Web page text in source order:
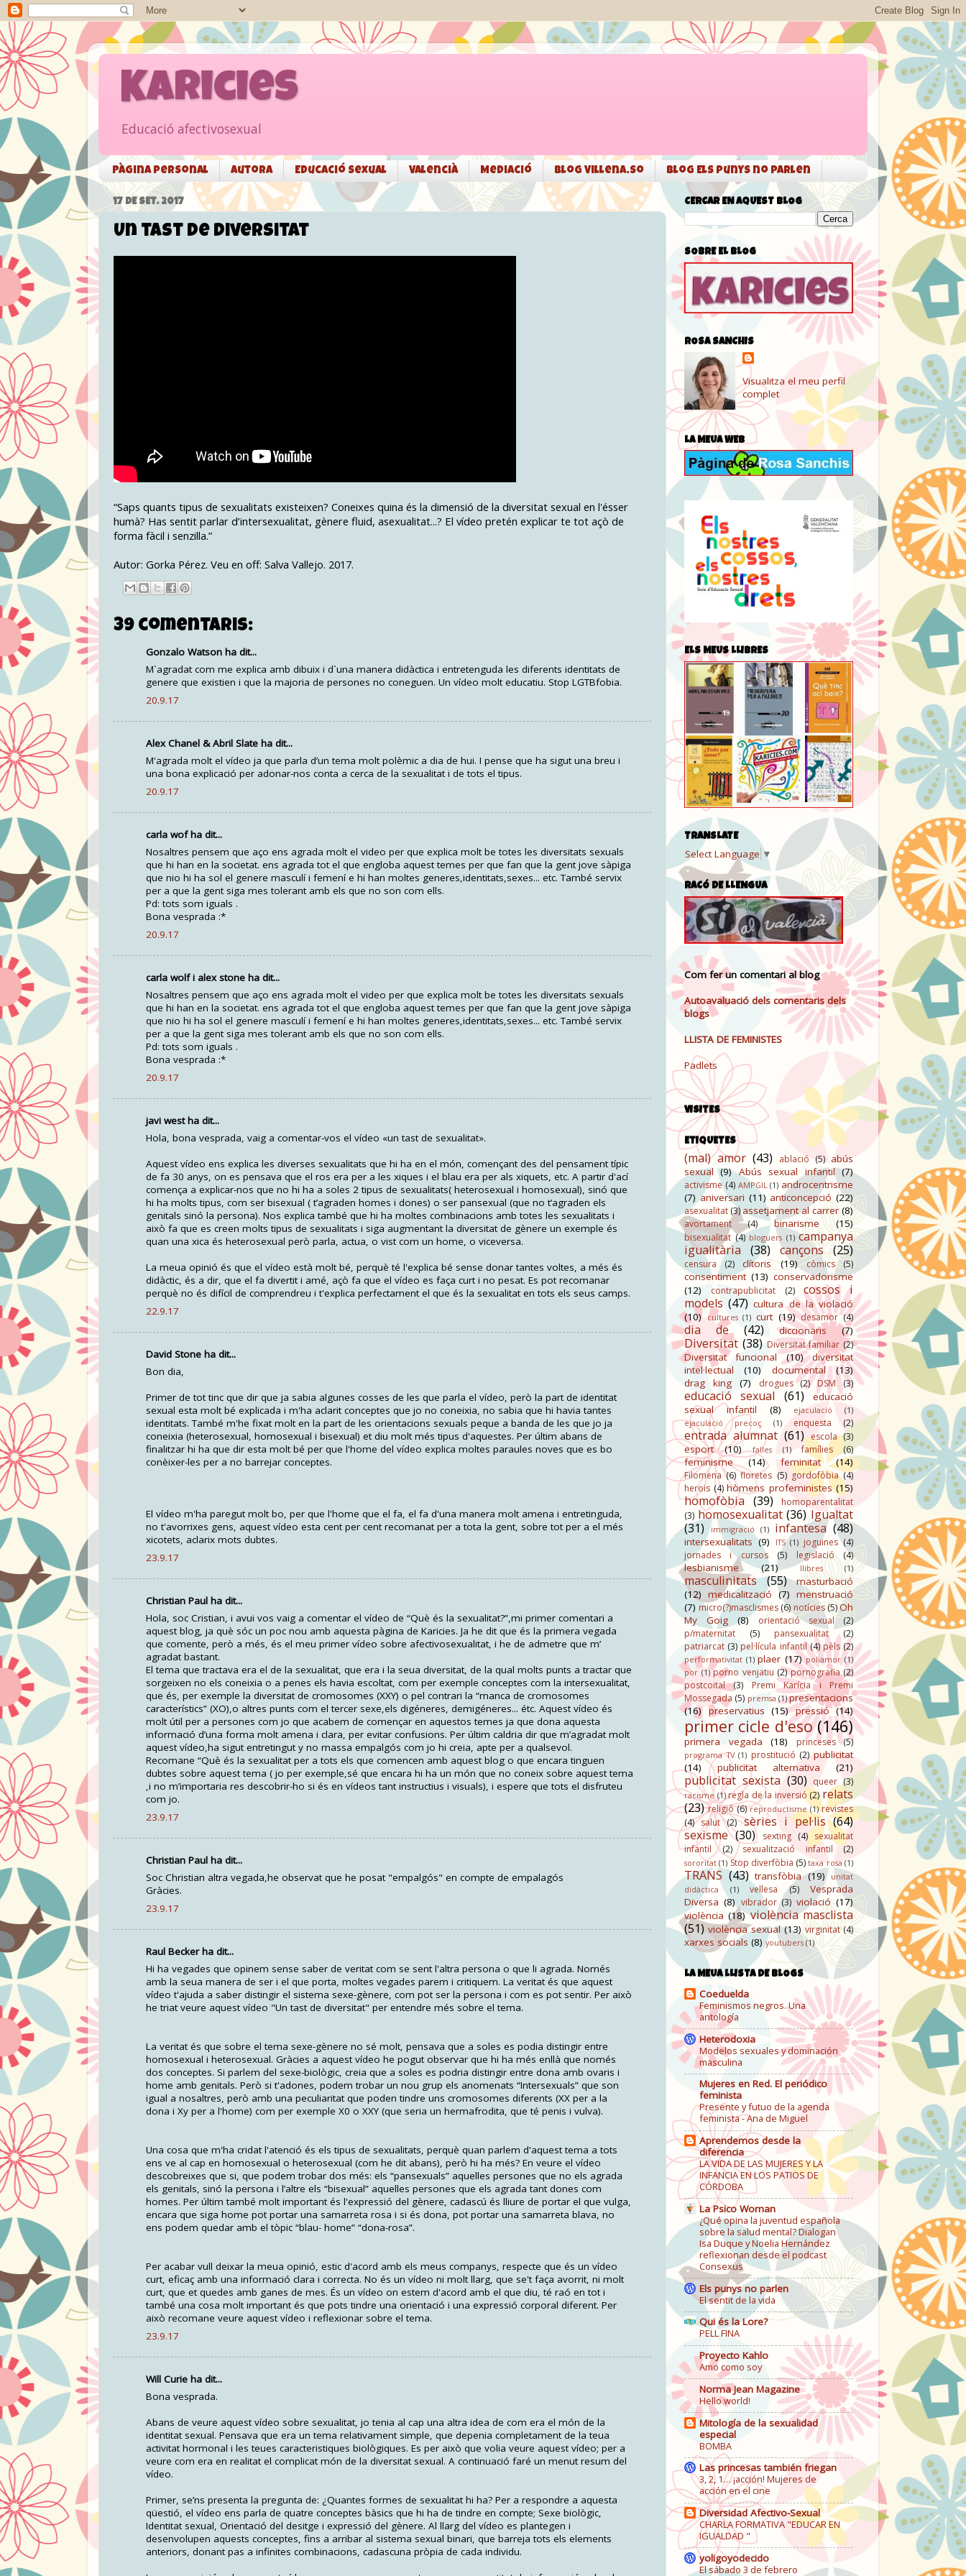
Karicies
Educació afectivosexual
Pàgina personal Autora Educació sexual Valencià Mediació Blog Villena.so Blog Els punys no parlen
17 DE SET. 2017
Un tast de diversitat
“Saps quants tipus de sexualitats existeixen? Coneixes quina és la dimensió de la diversitat sexual en l'ésser
humà? Has sentit parlar d’intersexualitat, gènere fluid, asexualitat...? El vídeo pretén explicar te tot açò de
forma fàcil i senzilla.”
Autor: Gorka Pérez. Veu en off: Salva Vallejo. 2017.
39 comentaris:
Gonzalo Watson ha dit...
M`agradat com me explica amb dibuix i d`una manera didàctica i entretenguda les diferents identitats de
genere que existien i que la majoria de persones no coneguen. Un vídeo molt educatiu. Stop LGTBfobia.
20.9.17
Alex Chanel & Abril Slate ha dit...
M'agrada molt el vídeo ja que parla d’un tema molt polèmic a dia de hui. I pense que ha sigut una breu i
una bona explicació per adonar-nos conta a cerca de la sexualitat i de tots el tipus.
20.9.17
carla wof ha dit...
Nosaltres pensem que aço ens agrada molt el video per que explica molt be totes les diversitats sexuals
que hi han en la societat. ens agrada tot el que engloba aquest temes per que fan que la gent jove sàpiga
que nio hi ha sol el genere masculí i femení e hi han moltes generes,identitats,sexes... etc. També servix
per a que la gent siga mes tolerant amb els que no son com ells.
Pd: tots som iguals .
Bona vesprada :*
20.9.17
carla wolf i alex stone ha dit...
Nosaltres pensem que aço ens agrada molt el video per que explica molt be totes les diversitats sexuals
que hi han en la societat. ens agrada tot el que engloba aquest temes per que fan que la gent jove sàpiga
que nio hi ha sol el genere masculí i femení e hi han moltes generes,identitats,sexes... etc. També servix
per a que la gent siga mes tolerant amb els que no son com ells.
Pd: tots som iguals .
Bona vesprada :*
20.9.17
javi west ha dit...
Hola, bona vesprada, vaig a comentar-vos el vídeo «un tast de sexualitat».
Aquest vídeo ens explica les diverses sexualitats que hi ha en el món, començant des del pensament típic
de fa 30 anys, on es pensava que el ros era per a les xiques i el blau era per als xiquets, etc. A partir d'ací
comença a explicar-nos que no hi ha a soles 2 tipus de sexualitats( heterosexual i homosexual), sinó que
hi ha molts tipus, com ser bisexual ( t’agraden homes i dones) o ser pansexual (que no t’agraden els
genitals sinó la persona). Nos explica també que hi ha moltes combinacions amb totes les sexualitats i
això fa que es creen molts tipus de sexualitats i siga augmentant la diversitat de gènere un exemple és
quan una xica és heterosexual però parla, actua, o vist com un home, o viceversa.
La meua opinió és que el vídeo està molt bé, perquè té l'explica bé sense donar tantes voltes, a més és
didàctic, és a dir, que el fa divertit i amé, açò fa que el vídeo es faça curt i no pesat. Es pot recomanar
perquè no és difícil de comprendreu i t'explica perfectament el que és la sexualitat en tots els seus camps.
22.9.17
David Stone ha dit...
Bon dia,
Primer de tot tinc que dir que ja sabia algunes cosses de les que parla el vídeo, però la part de identitat
sexual esta molt bé explicada i m'ha aclarit conceptes que jo no coneixia, no sabia que hi havia tantes
identitats. També m'he fixat molt en la part de les orientacions sexuals peque a banda de les que jo ja
coneixia (heterosexual, homosexual i bisexual) et diu molt més tipus d'aquestes. Per últim abans de
finalitzar hi ha que dir esta molt bé per que l'home del vídeo explica moltes paraules noves que es bo
conèixer-les per a no barrejar conceptes.
El vídeo m'ha paregut molt bo, per que l'home que el fa, el fa d'una manera molt amena i entretinguda,
no t'avorrixes gens, aquest vídeo esta cent per cent recomanat per a tota la gent, sobre tot per a el més
xicotets, aclarix mots dubtes.
23.9.17
Christian Paul ha dit...
Hola, soc Cristian, i avui vos vaig a comentar el vídeo de “Què és la sexualitat?”,mi primer comentari a
aquest blog, ja què sóc un poc nou amb aquesta pàgina de Karicies. Ja he dit que és la primera vegada
que comente, però a més, és el meu primer vídeo sobre afectivosexualitat, i he de admetre que m’
agradat bastant.
El tema que tractava era el de la sexualitat, que era i la seua diversitat, de la qual molts punts a tractar que
sorgeixen no els coneixia o a penes els havia escoltat, com per exemple conceptes com la intersexualitat,
que és, per exemple la diversitat de cromosomes (XXY) o pel contrari la “manca de cromosomes
característics” (XO),o altres punts com el tercer sexe,els digéneres, demigéneres... étc. Aquest vídeo és
molt útil per a persones com jo que acabem de començar en aquestos temes ja que dona aquesta
informació d’una forma molt amena i clara, per evitar confusions. Per últim caldria dir que m’agradat molt
aquest vídeo,ha sigut entretingut y no massa empalgós com jo hi creia, apte per a qualsevol.
Recomane “Què és la sexualitat per a tots els que comencen amb aquest blog o que encara tinguen
dubtes sobre aquest tema ( jo per exemple,sé que encara hi ha un món que no coneix sobre aquest tema
,i no m’importaria res descobrir-ho si és en vídeos tant instructius i visuals), i espere que tots el disfruteu
com jo.
23.9.17
Christian Paul ha dit...
Soc Christian altra vegada,he observat que he posat "empalgós" en compte de empalagós
Gràcies.
23.9.17
Raul Becker ha dit...
Hi ha vegades que opinem sense saber de veritat com se sent l'altra persona o que li agrada. Només
amb la seua manera de ser i el que porta, moltes vegades parem i critiquem. La veritat és que aquest
vídeo t'ajuda a saber distingir el sistema sexe-gènere, com pot ser la persona i com es pot sentir. Per això
he triat veure aquest vídeo "Un tast de diversitat" per entendre més sobre el tema.
La veritat és que sobre el tema sexe-gènere no sé molt, pensava que a soles es podia distingir entre
homosexual i heterosexual. Gràcies a aquest vídeo he pogut observar que hi ha més enllà que només
dos conceptes. Si parlem del sexe-biològic, creia que a soles es podria distingir entre dona amb ovaris i
home amb genitals. Però si t'adones, podem trobar un nou grup els anomenats “Intersexuals” que son
igual a nosaltres, però amb una peculiaritat que poden tindre uns cromosomes diferents (XX per a la
dona i Xy per a l'home) com per exemple X0 o XXY (que seria un hermafrodita, que té penis i vulva).
Una cosa que m'ha cridat l'atenció és els tipus de sexualitats, perquè quan parlem d'aquest tema a tots
ens ve al cap en homosexual o heterosexual (com he dit abans), però hi ha més? En veure el vídeo
descobreixes que si, que podem trobar dos més: els “pansexuals” aquelles persones que no els agrada
els genitals, sinó la persona i l’altre els “bisexual” aquelles persones que els agrada tant dones com
homes. Per últim també molt important és l'expressió del gènere, cadascú és lliure de portar el que vulga,
encara que siga home pot portar una samarreta rosa i si és dona, pot portar una samarreta blava, no
ens podem quedar amb el tòpic “blau- home” “dona-rosa”.
Per acabar vull deixar la meua opinió, estic d'acord amb els meus companys, respecte que és un vídeo
curt, eficaç amb una informació clara i correcta. No és un vídeo ni molt llarg, que se't faça avorrit, ni molt
curt, que et quedes amb ganes de mes. És un vídeo on estem d'acord amb el que diu, té raó en tot i
també una cosa molt important és que pots tindre una orientació i una expressió corporal diferent. Per
això recomane veure aquest vídeo i reflexionar sobre el tema.
23.9.17
Will Curie ha dit...
Bona vesprada.
Abans de veure aquest vídeo sobre sexualitat, jo tenia al cap una altra idea de com era el món de la
identitat sexual. Pensava que era un tema relativament simple, que depenia completament de la teua
activitat hormonal i les teues caracteristiques biològiques. Es per això que volia veure aquest vídeo; per a
veure com era en realitat el complicat món de la diversitat sexual. A continuació faré un menut resum del
vídeo.
Primer, se’ns presenta la pregunta de: ¿Quantes formes de sexualitat hi ha? Per a respondre a aquesta
qüestió, el vídeo ens parla de quatre conceptes bàsics que hi ha de tindre en compte; Sexe biològic,
Identitat sexual, Orientació del desitge i expressió del gènere. Al llarg del vídeo es plantegen i
desenvolupen aquests conceptes, fins a arribar al sistema sexual binari, que barreja tots els elements
anteriors, donant pas a infinites combinacions, cadascuna pròpia de cada individu.
CERCAR EN AQUEST BLOG
SOBRE EL BLOG
ROSA SANCHIS
Visualitza el meu perfil
complet
LA MEUA WEB
ELS MEUS LLIBRES
TRANSLATE
Select Language ▼
RACÓ DE LLENGUA
Com fer un comentari al blog
Autoavaluació dels comentaris dels
blogs
LLISTA DE FEMINISTES
Padlets
VISITES
ETIQUETES
(mal) amor (43) ablació (5) abús
sexual (9) Abús sexual infantil (7)
activisme (4) AMPGIL (1) androcentrisme
(7) aniversari (11) anticoncepció (22)
asexualitat (3)assetjament al carrer (8)
avortament (4) binarisme (15)
bisexualitat (4) bloguers (1) campanya
igualitària
(38) cançons (25)
censura (2) clítoris (19) còmics (5)
consentiment (13) conservadorisme
(12)
contrapublicitat (2)
cossos i
models (47) cultura de la violació
(10) cultures (1) curt (19) desamor (4)
dia de (42) diccionaris (7)
Diversitat (38) Diversitat familiar (2)
Diversitat funcional (10)
diversitat
intel·lectual
(10) documental
(13)
drag king
(7) drogues (2) DSM (3)
educació sexual (61)
educació
sexual infantil
(8) ejaculació
(1)
ejaculació precoç
(1) enquesta (2)
entrada alumnat (61) escola (3)
esport (10) falles (1) famílies (6)
feminisme (14) feminitat (14)
Filomena (6) floretes (5) gordofòbia (4)
herois (4) hòmens profeministes (15)
homofòbia (39)
homoparentalitat
(3) homosexualitat (36) Igualtat
(31)
immigració (1) infantesa (48)
intersexualitats (9) ITS (1) joguines (4)
jornades i cursos
(5) legislació (4)
lesbianisme (21) llibres (1)
masculinitats (55)
masturbació
(12) medicalització (7) menstruació
(7) micro(?)masclismes (6) notícies(5)Oh
My Goig
(8) orientació sexual
(2)
p/maternitat
(5) pansexualitat
(2)
patriarcat (3) pel·lícula infantil (4) pèls (2)
performativitat (1) plaer (17) poliamor (1)
por (1) porno venjatiu (2) pornografia (2)
postcoital
(3)
Premi Karícia i Premi
Mossegada (5) premsa (1) presentacions
(16) preservatius (15) pressió (14)
primer cicle d'eso (146)
primera vegada (18) princeses (5)
programa TV (1) prostitució (2) publicitat
(14)
publicitat alternativa (21)
publicitat sexista (30) queer (3)
racisme (1) regla de la inversió (2) relats
(23) religió (6) reproductisme (1) revistes
(4) salut (2) sèries i pel·lis (64)
sexisme (30) sexting (4) sexualitat
infantil
(2) sexualització infantil (2)
sororitat (1) Stop diverfòbia (5) taxa rosa (1)
TRANS (43) transfòbia (19)
unitat
didàctica
(1) vellesa (5)
Vesprada
Diversa (8) vibrador (3) violació (17)
violència (18) violència masclista
(51) violència sexual (13) virginitat (4)
xarxes socials (8) youtubers (1)
LA MEUA LLISTA DE BLOGS
Coeduelda
Feminismos negros. Una
antología
Heterodoxia
Modelos sexuales y dominación
masculina
Mujeres en Red. El periódico
feminista
Presente y futuo de la agenda
feminista - Ana de Miguel
Aprendemos desde la
diferencia
LA VIDA DE LAS MUJERES Y LA
INFANCIA EN LOS PATIOS DE
CÓRDOBA
La Psico Woman
¿Qué opina la juventud española
sobre la salud mental? Dialogan
Isa Duque y Noelia Hernández
reflexionan desde el podcast
Consexus
Els punys no parlen
El sentit de la vida
Qui és la Lore?
PELL FINA
Proyecto Kahlo
Amo como soy
Norma Jean Magazine
Hello world!
Mitología de la sexualidad
especial
BOMBA
Las princesas también friegan
3, 2, 1… ¡acción! Mujeres de
acción en el cine
Diversidad Afectivo-Sexual
CHARLA FORMATIVA "EDUCAR EN
IGUALDAD "
yoligoyodecido
El sábado 3 de febrero